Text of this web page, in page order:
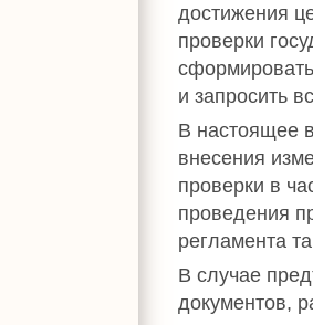
достижения
проверки
и запросить
В настоящее
внесения
проверки в
проведения
регламента
В случае
документов,